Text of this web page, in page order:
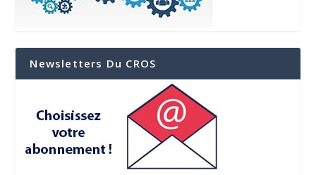
Newsletters Du CROS